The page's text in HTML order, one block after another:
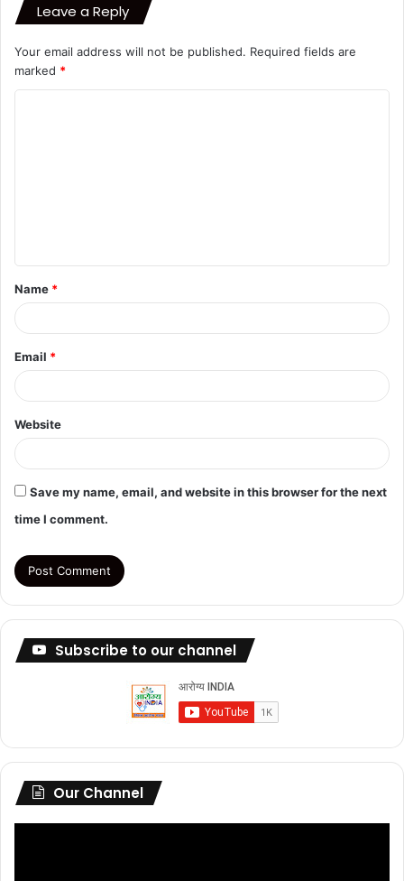
Leave a Reply
Your email address will not be published. Required fields are
marked *
t
*
Name *
Email *
Website
Save my name, email, and website in this browser for the next
time I comment.
Subscribe to our channel
Our Channel